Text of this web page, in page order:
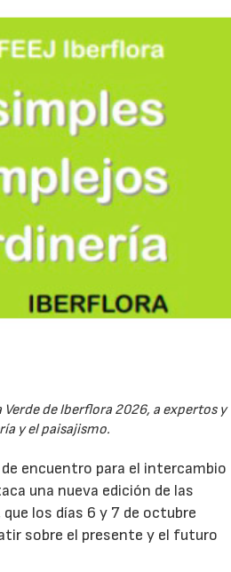
Verde de Iberflora 2026, a expertos y
y el paisajismo.
encuentro para el intercambio
una nueva edición de las
que los días 6 y 7 de octubre
sobre el presente y el futuro